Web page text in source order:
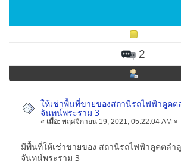
2
ให้เช่าพื้นที่ขายของสถานีรถไฟฟ้าคูคต
จันทน์พระราม 3
« เมื่อ: พฤศจิกายน 19, 2021, 05:22:04 AM »
มีพื้นที่ให้เช่าขายของ สถานีรถไฟฟ้าคูคตลำ
จันทน์พระราม 3